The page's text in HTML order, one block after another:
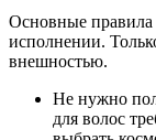
Основные правила
исполнении.
внешностью.
Не нужно
для волос